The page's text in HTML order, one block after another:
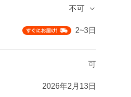
不可
2~3日
可
2026年2月13日